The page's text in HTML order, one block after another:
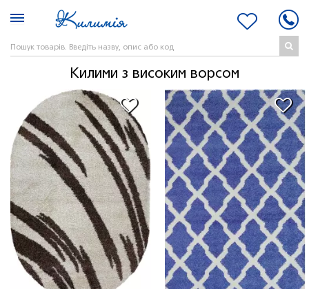
Килими з високим ворсом